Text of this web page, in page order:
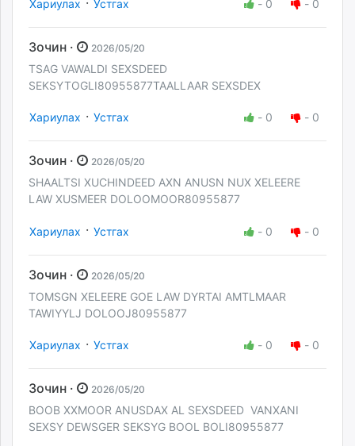
Хариулах Устгах - 0 - 0
Зочин · 2026/05/20
TSAG VAWALDI SEXSDEED
SEKSYTOGLI80955877TAALLAAR SEXSDEX
Хариулах · Устгах - 0 - 0
Зочин · 2026/05/20
SHAALTSI XUCHINDEED AXN ANUSN NUX XELEERE
LAW XUSMEER DOLOOMOOR80955877
Хариулах · Устгах - 0 - 0
Зочин · 2026/05/20
TOMSGN XELEERE GOE LAW DYRTAI AMTLMAAR
TAWIYYLJ DOLOOJ80955877
Хариулах · Устгах - 0 - 0
Зочин · 2026/05/20
BOOB XXMOOR ANUSDAX AL SEXSDEED VANXANI
SEXSY DEWSGER SEKSYG BOOL BOLI80955877